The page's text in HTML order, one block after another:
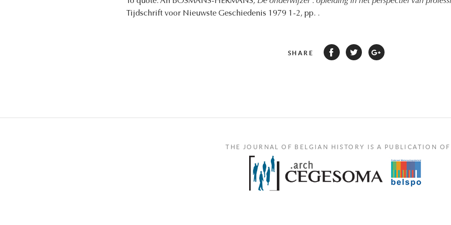
Tijdschrift voor Nieuwste Geschiedenis 1979 1-2, pp. .
SHARE
THE JOURNAL OF BELGIAN HISTORY IS A PUBLICATION OF